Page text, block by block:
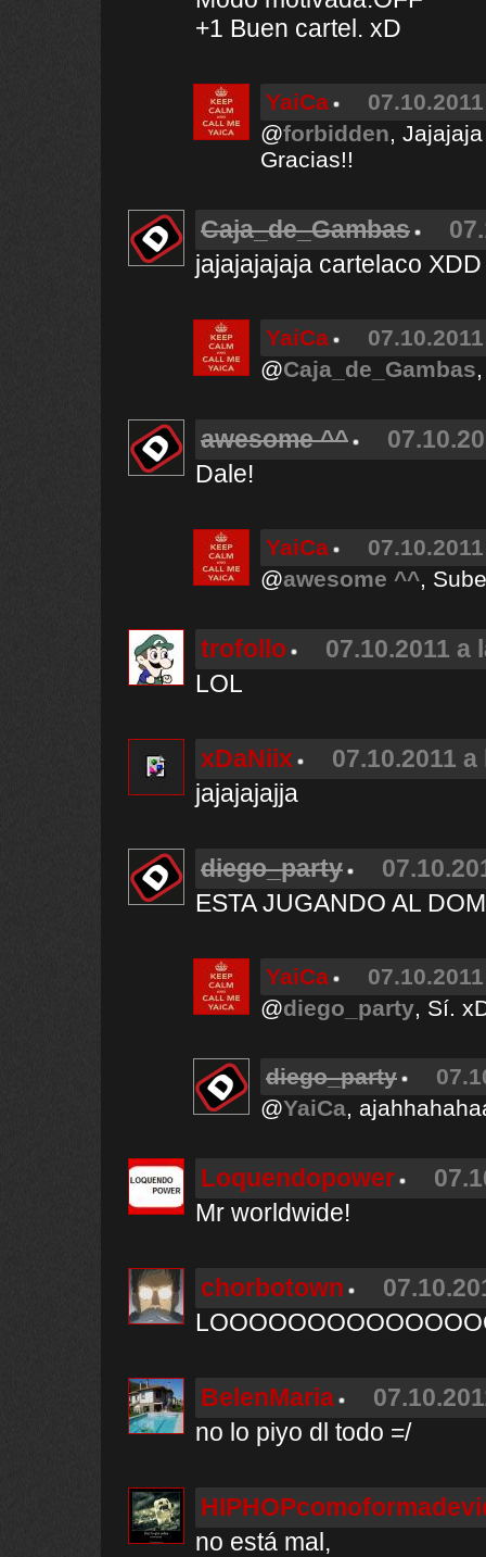
+1 Buen cartel. xD
YaiCa
@forbidden,
Gracias!!
Caja_de_Gambas
jajajajajaja cartelaco XDD
YaiCa
@Caja_de_Gambas
awesome ^^
Dale!
YaiCa
@awesome ^^,
trofollo
07.10.2011 a
LOL
xDaNiix
07.10.2011
jajajajajja
diego_party
ESTA JUGANDO AL
YaiCa
@diego_party, Sí.
diego_party
@YaiCa,
Loquendopower
Mr worldwide!
chorbotown
BelenMaria
no lo piyo dl todo =/
no está mal,